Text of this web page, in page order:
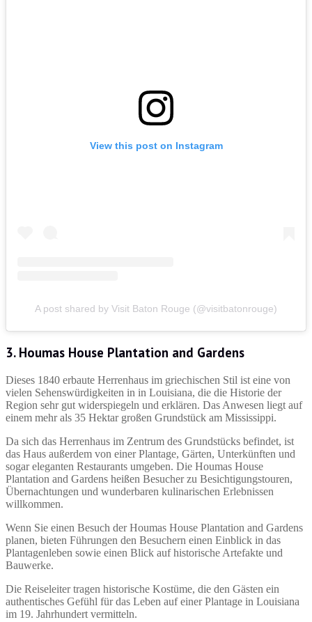
View this post on Instagram
A post shared by Visit Baton Rouge (@visitbatonrouge)
3. Houmas House Plantation and Gardens
Dieses 1840 erbaute Herrenhaus im griechischen Stil ist eine von
vielen Sehenswürdigkeiten in in Louisiana, die die Historie der
Region sehr gut widerspiegeln und erklären. Das Anwesen liegt auf
einem mehr als 35 Hektar großen Grundstück am Mississippi.
Da sich das Herrenhaus im Zentrum des Grundstücks befindet, ist
das Haus außerdem von einer Plantage, Gärten, Unterkünften und
sogar eleganten Restaurants umgeben. Die Houmas House
Plantation and Gardens heißen Besucher zu Besichtigungstouren,
Übernachtungen und wunderbaren kulinarischen Erlebnissen
willkommen.
Wenn Sie einen Besuch der Houmas House Plantation and Gardens
planen, bieten Führungen den Besuchern einen Einblick in das
Plantagenleben sowie einen Blick auf historische Artefakte und
Bauwerke.
Die Reiseleiter tragen historische Kostüme, die den Gästen ein
authentisches Gefühl für das Leben auf einer Plantage in Louisiana
im 19. Jahrhundert vermitteln.